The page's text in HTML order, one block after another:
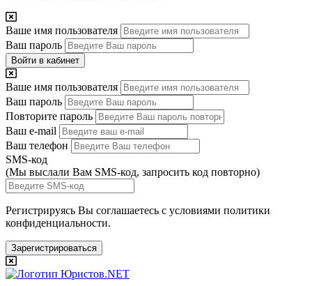
Ваше имя пользователя
Ваш пароль
Войти в кабинет
Ваше имя пользователя
Ваш пароль
Повторите пароль
Ваш e-mail
Ваш телефон
SMS-код
(Мы выслали Вам SMS-код, запросить код повторно)
Регистрируясь Вы соглашаетесь с условиями политики
конфиденциальности.
Зарегистрироваться